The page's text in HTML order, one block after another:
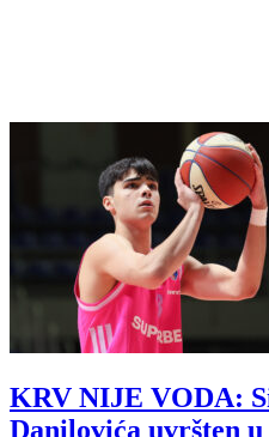
KRV NIJE VODA:
Danilovića uvršten